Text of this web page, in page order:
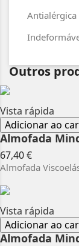
Antialérgica
Outros
Vista rápida
Adicionar ao
Almofada
67,40 €Preço
Almofada
Vista rápida
Adicionar ao
Almofada